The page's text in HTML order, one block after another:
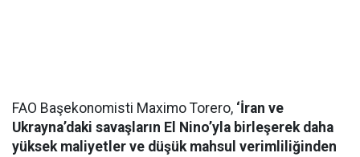
FAO Başekonomisti Maximo Torero, ‘İran ve
Ukrayna’daki savaşların El Nino’yla birleşerek daha
yüksek maliyetler ve düşük mahsul verimliliğinden